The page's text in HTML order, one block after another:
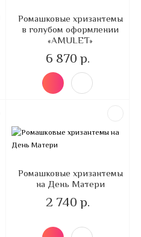
Ромашковые хризантемы
в голубом оформлении
«AMULET»
6 870 р.
Ромашковые хризантемы
на День Матери
2 740 р.